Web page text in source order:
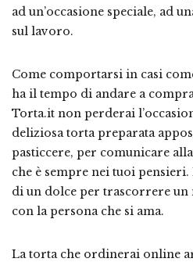
ad un’occasione speciale, ad
sul lavoro.
Come comportarsi in casi
ha il tempo di andare a
Torta.it non perderai
deliziosa torta preparata
pasticcere, per comunicare
che è sempre nei tuoi
di un dolce per trascorrere
con la persona che si ama.
La torta che ordinerai online